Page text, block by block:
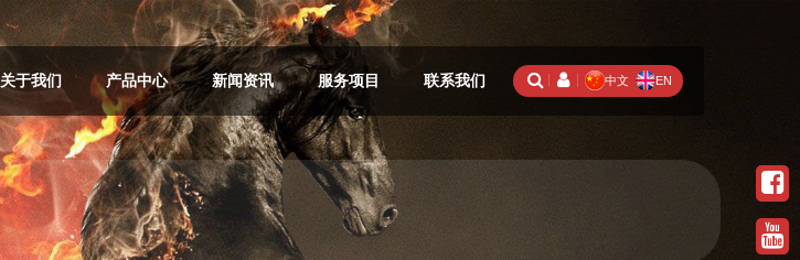
中文 EN
关于我们 产品中心 新闻资讯 服务项目 联系我们